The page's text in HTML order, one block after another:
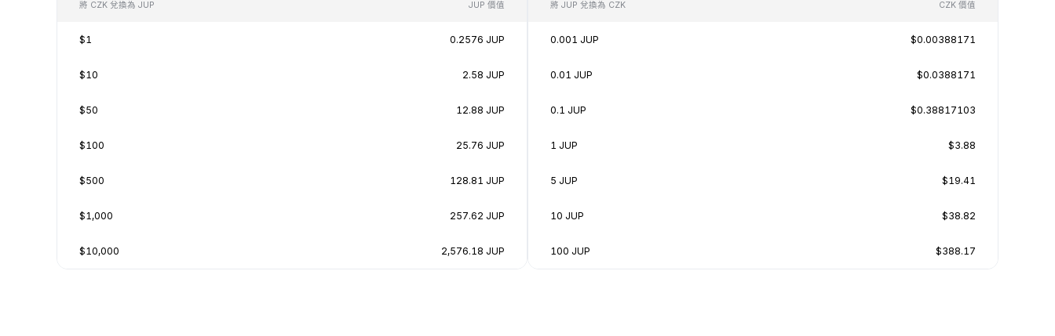
將 CZK 兌換為 JUP JUP 價值
$1 0.2576 JUP
$10 2.58 JUP
$50 12.88 JUP
$100 25.76 JUP
$500 128.81 JUP
$1,000 257.62 JUP
$10,000 2,576.18 JUP
將 JUP 兌換為 CZK CZK 價值
0.001 JUP $0.00388171
0.01 JUP $0.0388171
0.1 JUP $0.38817103
1 JUP $3.88
5 JUP $19.41
10 JUP $38.82
100 JUP $388.17